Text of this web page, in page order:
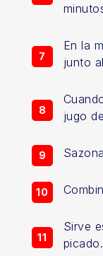
En la
junto
jugo
Sirve
picado.